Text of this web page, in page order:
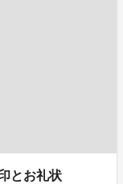
とお礼状